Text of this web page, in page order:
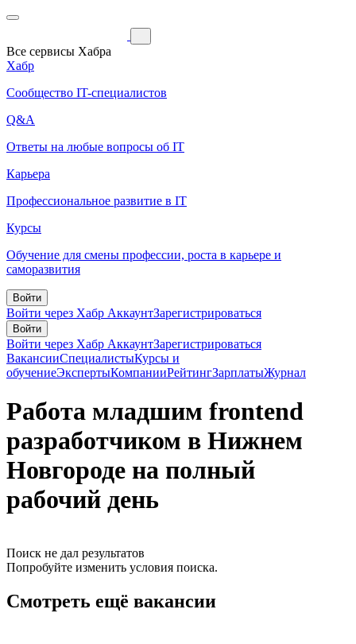
Все сервисы Хабра
Хабр
Сообщество IT-специалистов
Q&A
Ответы на любые вопросы об IT
Карьера
Профессиональное развитие в IT
Курсы
Обучение для смены профессии, роста в карьере и
саморазвития
Войти
Войти через Хабр АккаунтЗарегистрироваться
Войти
Войти через Хабр АккаунтЗарегистрироваться
ВакансииСпециалистыКурсы и
обучениеЭкспертыКомпанииРейтингЗарплатыЖурнал
Работа младшим frontend
разработчиком в Нижнем
Новгороде на полный
рабочий день
Поиск не дал результатов
Попробуйте изменить условия поиска.
Смотреть ещё вакансии